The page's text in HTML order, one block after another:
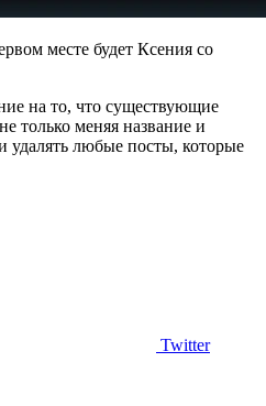
месте будет Ксения со
на то, что существующие
только меняя название и
удалять любые посты, которые
Twitter